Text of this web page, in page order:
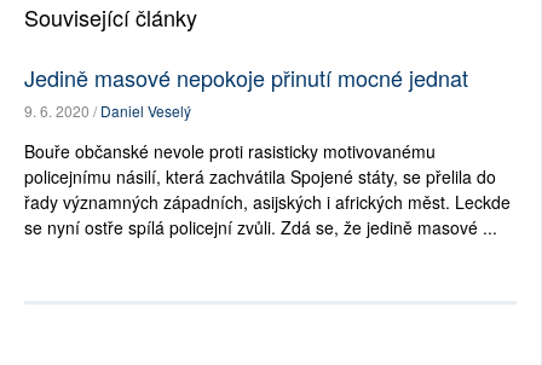
Související články
Jedině masové nepokoje přinutí mocné jednat
9. 6. 2020 /Daniel Veselý
Bouře občanské nevole proti rasisticky motivovanému
policejnímu násilí, která zachvátila Spojené státy, se přelila do
řady významných západních, asijských i afrických měst. Leckde
se nyní ostře spílá policejní zvůli. Zdá se, že jedině masové ...